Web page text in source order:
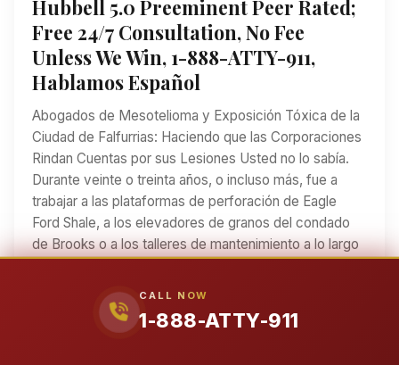
CALL NOW
1-888-ATTY-911
Hubbell 5.0 Preeminent Peer Rated;
Free 24/7 Consultation, No Fee
Unless We Win, 1-888-ATTY-911,
Hablamos Español
Abogados de Mesotelioma y Exposición Tóxica de la
Ciudad de Falfurrias: Haciendo que las Corporaciones
Rindan Cuentas por sus Lesiones Usted no lo sabía.
Durante veinte o treinta años, o incluso más, fue a
trabajar a las plataformas de perforación de Eagle
Ford Shale, a los elevadores de granos del condado
de Brooks o a los talleres de mantenimiento a lo largo
noche confiando en que los materiales que
manipulaba —el aislamiento, los solventes, la arena de